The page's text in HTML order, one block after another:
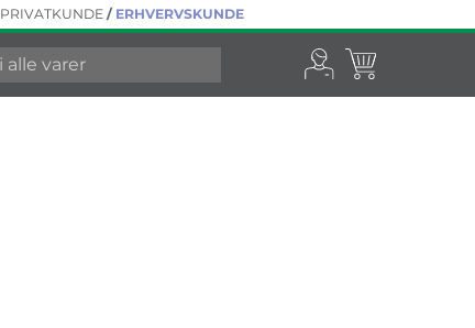
PRIVATKUNDE / ERHVERVSKUNDE